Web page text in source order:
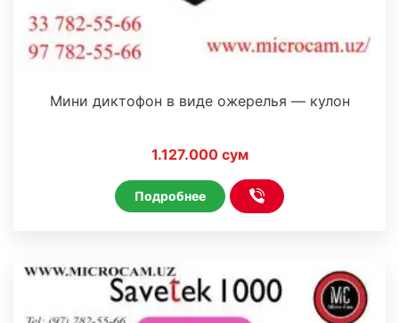
Мини диктофон в виде ожерелья — кулон
1.127.000 сум
Подробнее